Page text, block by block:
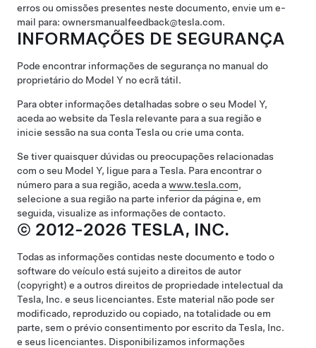
erros ou omissões presentes neste documento, envie um e-
mail para: ownersmanualfeedback@tesla.com.
INFORMAÇÕES DE SEGURANÇA
Pode encontrar informações de segurança no manual do
proprietário do Model Y no ecrã tátil.
Para obter informações detalhadas sobre o seu Model Y,
aceda ao website da Tesla relevante para a sua região e
inicie sessão na sua conta Tesla ou crie uma conta.
Se tiver quaisquer dúvidas ou preocupações relacionadas
com o seu Model Y, ligue para a Tesla. Para encontrar o
número para a sua região, aceda awww.tesla.com,
selecione a sua região na parte inferior da página e, em
seguida, visualize as informações de contacto.
© 2012-2026 TESLA, INC.
Todas as informações contidas neste documento e todo o
software do veículo está sujeito a direitos de autor
(copyright) e a outros direitos de propriedade intelectual da
Tesla, Inc. e seus licenciantes. Este material não pode ser
modificado, reproduzido ou copiado, na totalidade ou em
parte, sem o prévio consentimento por escrito da Tesla, Inc.
e seus licenciantes. Disponibilizamos informações